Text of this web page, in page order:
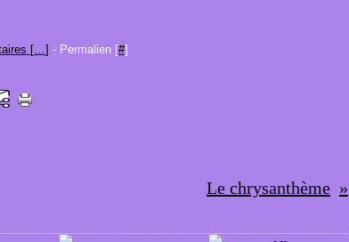
[…] - Permalien [#]
Le chrysanthème